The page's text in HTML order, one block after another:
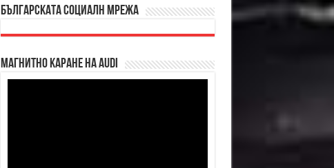
БЪЛГАРСКАТА СОЦИАЛН МРЕЖА
Магнитно каране на Audi